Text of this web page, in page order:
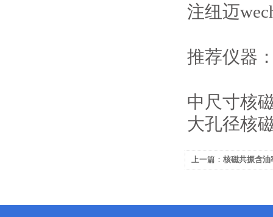
注纽迈
推荐仪器
中尺寸核
大孔径核
上一篇： 核磁共振含油